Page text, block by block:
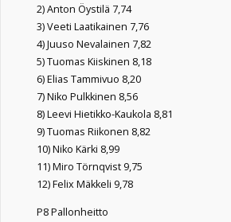
2) Anton Öystilä 7,74
3) Veeti Laatikainen 7,76
4) Juuso Nevalainen 7,82
5) Tuomas Kiiskinen 8,18
6) Elias Tammivuo 8,20
7) Niko Pulkkinen 8,56
8) Leevi Hietikko-Kaukola 8,81
9) Tuomas Riikonen 8,82
10) Niko Kärki 8,99
11) Miro Törnqvist 9,75
12) Felix Mäkkeli 9,78
P8 Pallonheitto